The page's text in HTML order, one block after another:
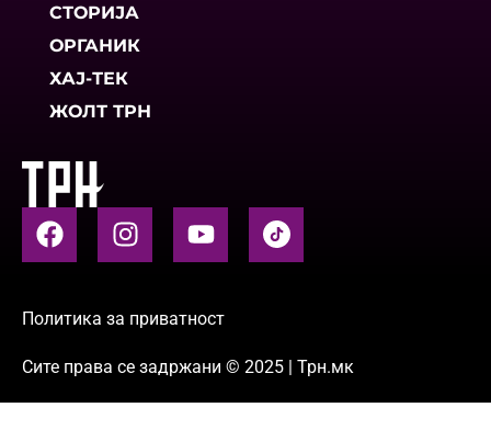
СТОРИЈА
ОРГАНИК
ХАЈ-ТЕК
ЖОЛТ ТРН
Политика за приватност
Сите права се задржани © 2025 | Трн.мк